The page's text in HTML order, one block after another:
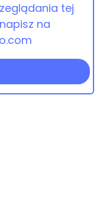
tej
na